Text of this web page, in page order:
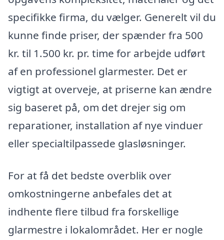
specifikke firma, du vælger. Generelt vil du
kunne finde priser, der spænder fra 500
kr. til 1.500 kr. pr. time for arbejde udført
af en professionel glarmester. Det er
vigtigt at overveje, at priserne kan ændre
sig baseret på, om det drejer sig om
reparationer, installation af nye vinduer
eller specialtilpassede glasløsninger.
For at få det bedste overblik over
omkostningerne anbefales det at
indhente flere tilbud fra forskellige
glarmestre i lokalområdet. Her er nogle